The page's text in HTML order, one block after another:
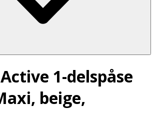
1-delspåse
beige,